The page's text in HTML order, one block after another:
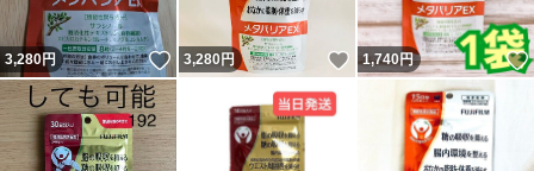
3,280円 いいね！
3,280円 いいね！
1,740円